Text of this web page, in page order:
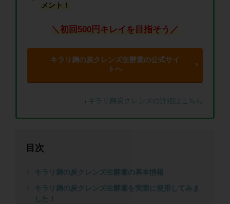
メント！
＼初回500円キレイを目指そう／
キラリ麹の炭クレンズ生酵素の公式サイ
トへ
→ キラリ麹炭クレンズの詳細はこちら
目次
キラリ麹の炭クレンズ生酵素の基本情報
キラリ麹の炭クレンズ生酵素を実際に使用してみま
した！